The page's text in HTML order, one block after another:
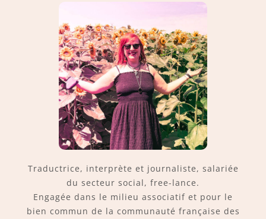
Traductrice, interprète et journaliste, salariée
du secteur social, free-lance.
Engagée dans le milieu associatif et pour le
bien commun de la communauté française des